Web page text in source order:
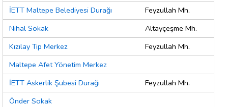
İETT Maltepe Belediyesi Durağı
Feyzullah Mh.
Nihal Sokak
Altayçeşme Mh.
Kızılay Tıp Merkez
Feyzullah Mh.
Maltepe Afet Yönetim Merkez
İETT Askerlik Şubesi Durağı
Feyzullah Mh.
Önder Sokak